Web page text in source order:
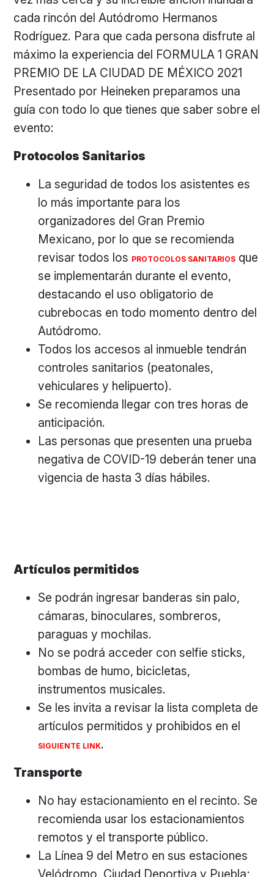
cada rincón del Autódromo Hermanos
Rodríguez. Para que cada persona disfrute al
máximo la experiencia del FORMULA 1 GRAN
PREMIO DE LA CIUDAD DE MÉXICO 2021
Presentado por Heineken preparamos una
guía con todo lo que tienes que saber sobre el
evento:
Protocolos Sanitarios
La seguridad de todos los asistentes es
lo más importante para los
organizadores del Gran Premio
Mexicano, por lo que se recomienda
revisar todos los PROTOCOLOS SANITARIOS que
se implementarán durante el evento,
destacando el uso obligatorio de
cubrebocas en todo momento dentro del
Autódromo.
Todos los accesos al inmueble tendrán
controles sanitarios (peatonales,
vehiculares y helipuerto).
Se recomienda llegar con tres horas de
anticipación.
Las personas que presenten una prueba
negativa de COVID-19 deberán tener una
vigencia de hasta 3 días hábiles.
Artículos permitidos
Se podrán ingresar banderas sin palo,
cámaras, binoculares, sombreros,
paraguas y mochilas.
No se podrá acceder con selfie sticks,
bombas de humo, bicicletas,
instrumentos musicales.
Se les invita a revisar la lista completa de
artículos permitidos y prohibidos en el
SIGUIENTE LINK.
Transporte
No hay estacionamiento en el recinto. Se
recomienda usar los estacionamientos
remotos y el transporte público.
La Línea 9 del Metro en sus estaciones
Velódromo, Ciudad Deportiva y Puebla;